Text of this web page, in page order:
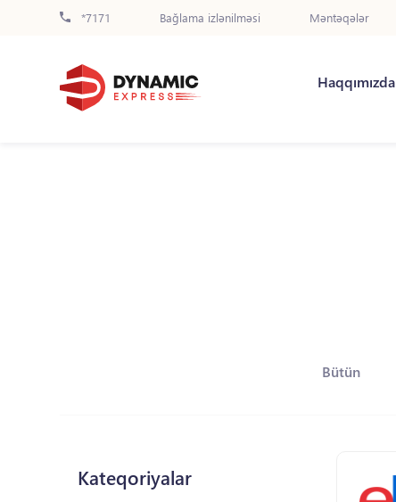
*7171 Bağlama izlənilməsi Məntəqələr
Haqqımızda
Bütün
Kateqoriyalar